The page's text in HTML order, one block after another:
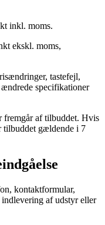
inkl. moms.
ekskl. moms,
tastefejl,
specifikationer
fremgår af tilbuddet. Hvis
tilbuddet gældende i 7
kontaktformular,
af udstyr eller